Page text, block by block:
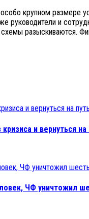
крупном размере
руководители и
разыскиваются.
и вернуться
ЧФ уничтожил